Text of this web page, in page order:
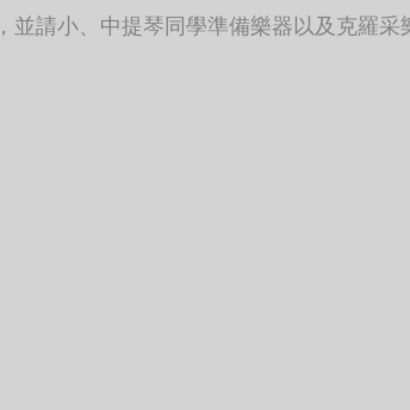
並請小、中提琴同學準備樂器以及克羅采